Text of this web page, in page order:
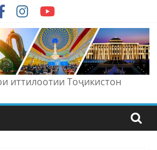
иттилоотии Тоҷикистон